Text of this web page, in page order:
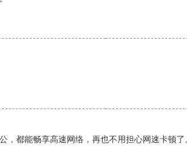
都能畅享高速网络，再也不用担心网速卡顿